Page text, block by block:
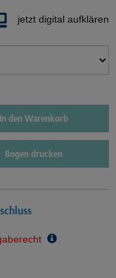
jetzt digital aufklären
In den Warenkorb
Bogen drucken